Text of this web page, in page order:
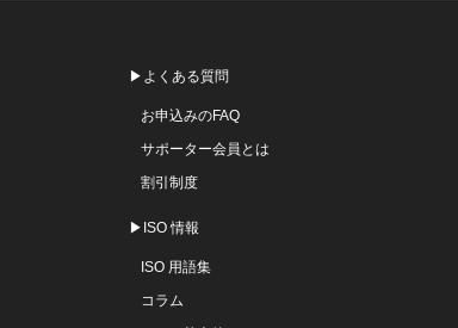
▶よくある質問
お申込みのFAQ
サポーター会員とは
割引制度
▶ISO 情報
ISO 用語集
コラム